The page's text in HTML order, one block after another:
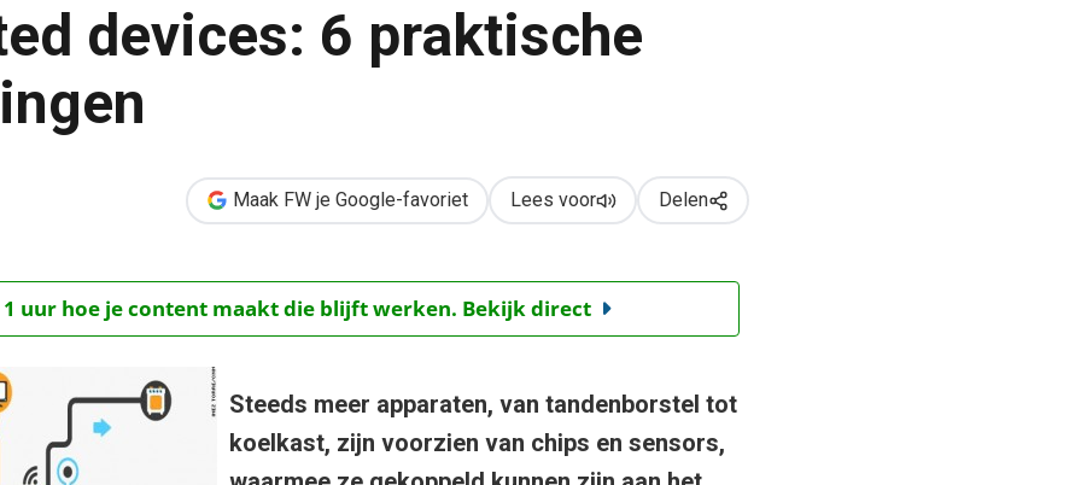
devices: 6 praktische
Maak FW je Google-favoriet Lees voor Delen
1 uur hoe je content maakt die blijft werken. Bekijk direct
Steeds meer apparaten, van tandenborstel tot
koelkast, zijn voorzien van chips en sensors,